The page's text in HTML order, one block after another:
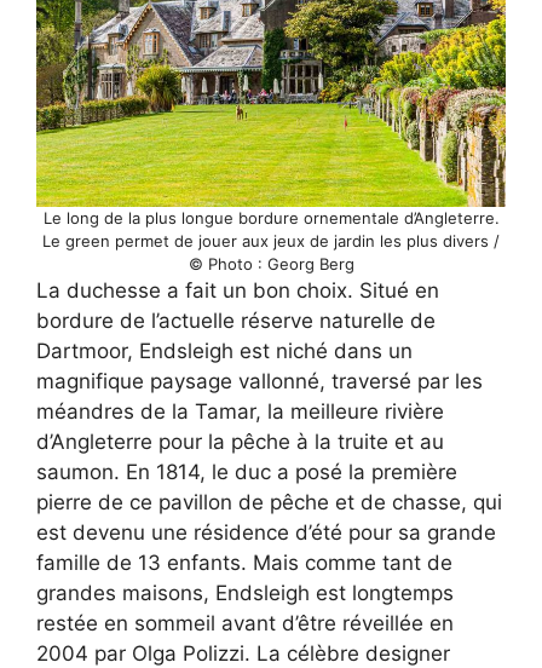
Le long de la plus longue bordure ornementale d’Angleterre.
Le green permet de jouer aux jeux de jardin les plus divers /
© Photo : Georg Berg
La duchesse a fait un bon choix. Situé en
bordure de l’actuelle réserve naturelle de
Dartmoor, Endsleigh est niché dans un
magnifique paysage vallonné, traversé par les
méandres de la Tamar, la meilleure rivière
d’Angleterre pour la pêche à la truite et au
saumon. En 1814, le duc a posé la première
pierre de ce pavillon de pêche et de chasse, qui
est devenu une résidence d’été pour sa grande
famille de 13 enfants. Mais comme tant de
grandes maisons, Endsleigh est longtemps
restée en sommeil avant d’être réveillée en
2004 par Olga Polizzi. La célèbre designer